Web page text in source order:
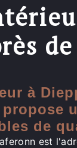
à
de
est